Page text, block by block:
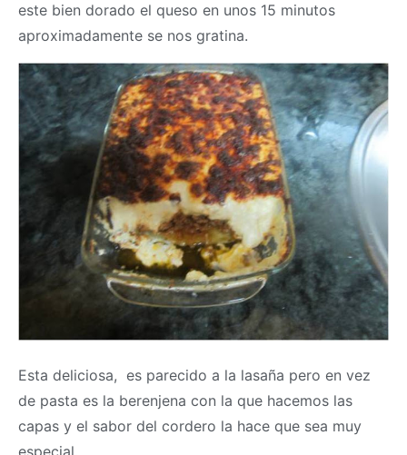
este bien dorado el queso en unos 15 minutos
aproximadamente se nos gratina.
Esta deliciosa, es parecido a la lasaña pero en vez
de pasta es la berenjena con la que hacemos las
capas y el sabor del cordero la hace que sea muy